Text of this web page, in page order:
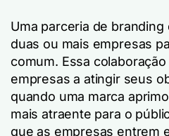
Uma parceria de
duas ou mais empresas
comum. Essa
empresas a atingir seus
quando uma marca
mais atraente para o
que as empresas entrem